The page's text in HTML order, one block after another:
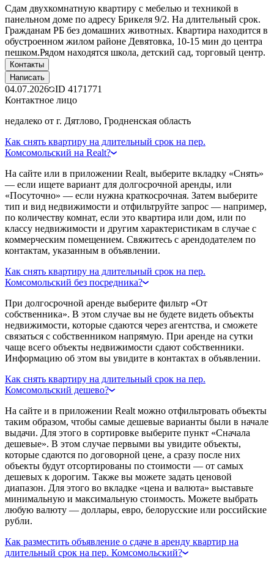
Сдам двухкомнатную квартиру с мебелью и техникой в
панельном доме по адресу Брикеля 9/2. На длительный срок.
Гражданам РБ без домашних животных. Квартира находится в
обустроенном жилом районе Девятовка, 10-15 мин до центра
пешком.Рядом находятся школа, детский сад, торговый центр.
Контакты
Написать
04.07.2026 ID 4171771
Контактное лицо
недалеко от г. Дятлово, Гродненская область
Как снять квартиру на длительный срок на пер.
Комсомольский на Realt?
На сайте или в приложении Realt, выберите вкладку «Снять»
— если ищете вариант для долгосрочной аренды, или
«Посуточно» — если нужна краткосрочная. Затем выберите
тип и вид недвижимости и отфильтруйте запрос — например,
по количеству комнат, если это квартира или дом, или по
классу недвижимости и другим характеристикам в случае с
коммерческим помещением. Свяжитесь с арендодателем по
контактам, указанным в объявлении.
Как снять квартиру на длительный срок на пер.
Комсомольский без посредника?
При долгосрочной аренде выберите фильтр «От
собственника». В этом случае вы не будете видеть объекты
недвижимости, которые сдаются через агентства, и сможете
связаться с собственником напрямую. При аренде на сутки
чаще всего объекты недвижимости сдают собственники.
Информацию об этом вы увидите в контактах в объявлении.
Как снять квартиру на длительный срок на пер.
Комсомольский дешево?
На сайте и в приложении Realt можно отфильтровать объекты
таким образом, чтобы самые дешевые варианты были в начале
выдачи. Для этого в сортировке выберите пункт «Сначала
дешевые». В этом случае первыми вы увидите объекты,
которые сдаются по договорной цене, а сразу после них
объекты будут отсортированы по стоимости — от самых
дешевых к дорогим. Также вы можете задать ценовой
диапазон. Для этого во вкладке «цена и валюта» выставьте
минимальную и максимальную стоимость. Можете выбрать
любую валюту — доллары, евро, белорусские или российские
рубли.
Как разместить объявление о сдаче в аренду квартир на
длительный срок на пер. Комсомольский?